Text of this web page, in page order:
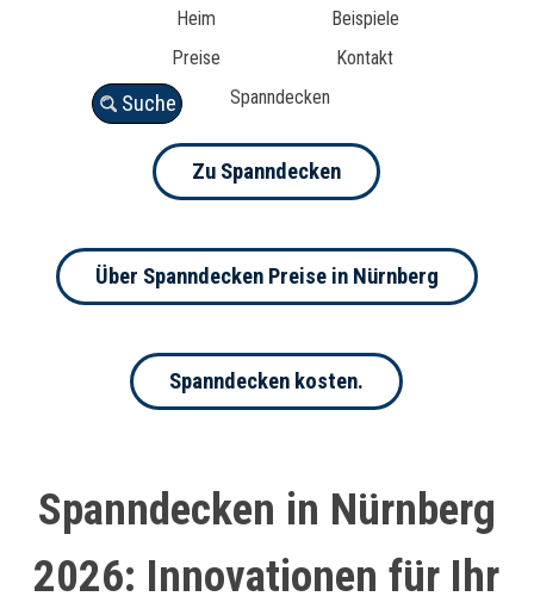
Heim
Beispiele
Preise
Kontakt
Spanndecken
Suche
Zu Spanndecken
Über Spanndecken Preise in Nürnberg
Spanndecken kosten.
Spanndecken in Nürnberg
2026: Innovationen für Ihr